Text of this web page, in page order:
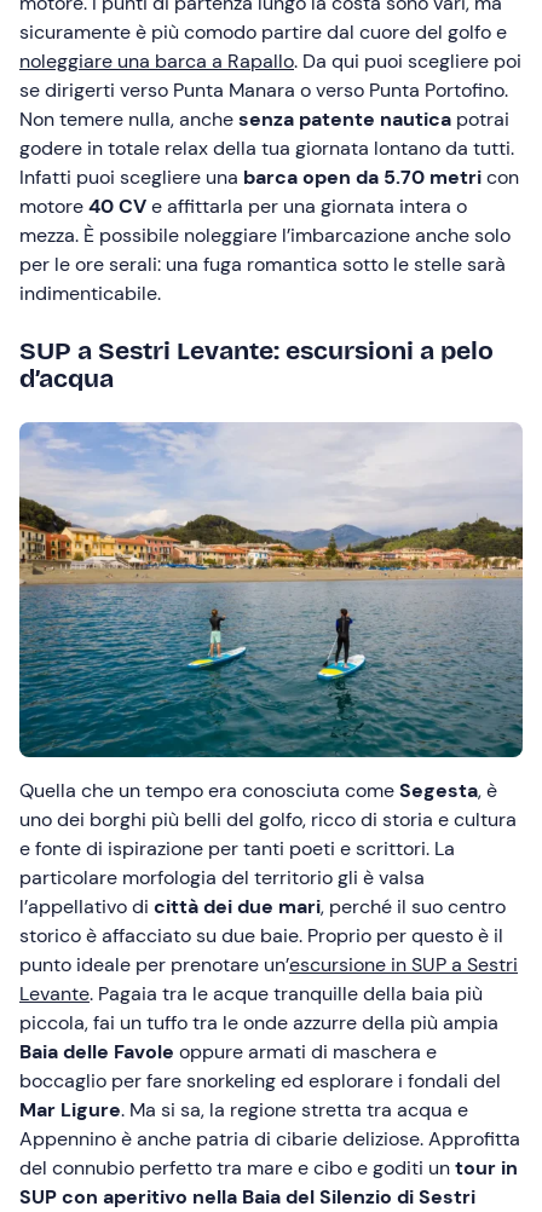
sicuramente è più comodo partire dal cuore del golfo e
noleggiare una barca a Rapallo. Da qui puoi scegliere poi
se dirigerti verso Punta Manara o verso Punta Portofino.
Non temere nulla, anchesenza patente nautica potrai
godere in totale relax della tua giornata lontano da tutti.
Infatti puoi scegliere una barca open da 5.70 metricon
motore40 CVe affittarla per una giornata intera o
mezza. È possibile noleggiare l’imbarcazione anche solo
per le ore serali: una fuga romantica sotto le stelle sarà
indimenticabile.
SUP a Sestri Levante: escursioni a pelo
d’acqua
Quella che un tempo era conosciuta comeSegesta, è
uno dei borghi più belli del golfo, ricco di storia e cultura
e fonte di ispirazione per tanti poeti e scrittori. La
particolare morfologia del territorio gli è valsa
l’appellativo di città dei due mari, perché il suo centro
storico è affacciato su due baie. Proprio per questo è il
punto ideale per prenotare un’escursione in SUP a Sestri
Levante. Pagaia tra le acque tranquille della baia più
piccola, fai un tuffo tra le onde azzurre della più ampia
Baia delle Favole oppure armati di maschera e
boccaglio per fare snorkeling ed esplorare i fondali del
Mar Ligure. Ma si sa, la regione stretta tra acqua e
Appennino è anche patria di cibarie deliziose. Approfitta
del connubio perfetto tra mare e cibo e goditi untour in
SUP con aperitivo nella Baia del Silenzio di Sestri